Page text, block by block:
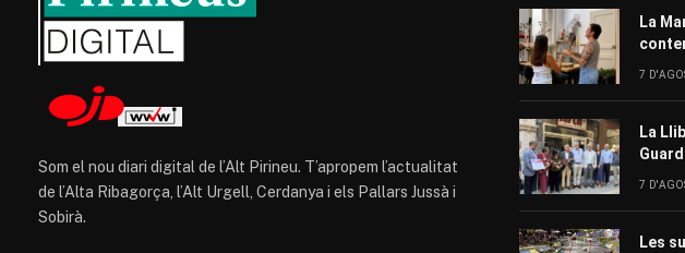
Som el nou diari digital de l’Alt Pirineu. T’apropem l’actualitat
de l’Alta Ribagorça, l’Alt Urgell, Cerdanya i els Pallars Jussà i
Sobirà.
La
7
La
7
Les